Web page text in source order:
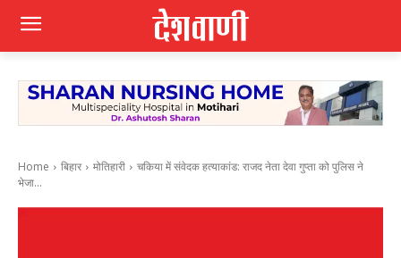
Home बिहार मोतिहारी
चकिया में संवेदक हत्याकांड: राजद नेता देवा गुप्ता को पुलिस ने
भेजा...